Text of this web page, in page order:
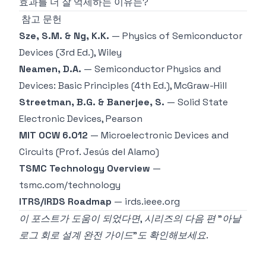
참고 문헌
Sze, S.M. & Ng, K.K. — Physics of Semiconductor
Devices (3rd Ed.), Wiley
Neamen, D.A. — Semiconductor Physics and
Devices: Basic Principles (4th Ed.), McGraw-Hill
Streetman, B.G. & Banerjee, S. — Solid State
Electronic Devices, Pearson
MIT OCW 6.012 — Microelectronic Devices and
Circuits (Prof. Jesús del Alamo)
TSMC Technology Overview —
tsmc.com/technology
ITRS/IRDS Roadmap — irds.ieee.org
이 포스트가 도움이 되었다면, 시리즈의 다음 편 "아날
로그 회로 설계 완전 가이드"도 확인해보세요.